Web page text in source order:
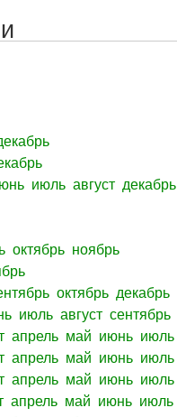
июль август декабрь
октябрь ноябрь
октябрь декабрь
июль август сентябрь
апрель май июнь июль
апрель май июнь июль
апрель май июнь июль
апрель май июнь июль